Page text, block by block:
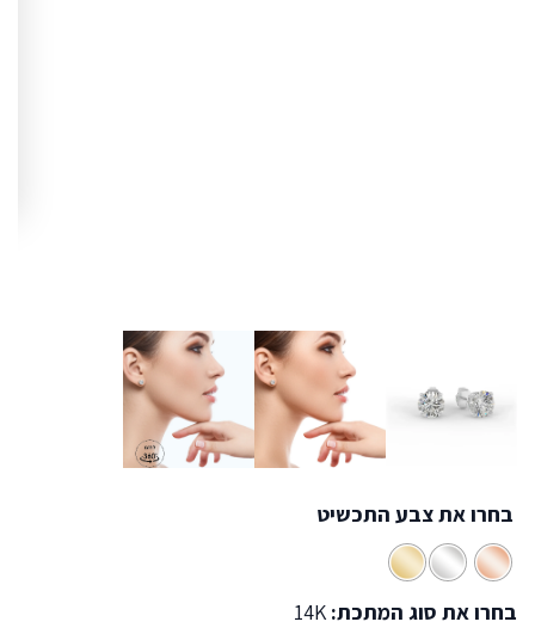
בחרו את צבע התכשיט
בחרו את סוג המתכת:14K